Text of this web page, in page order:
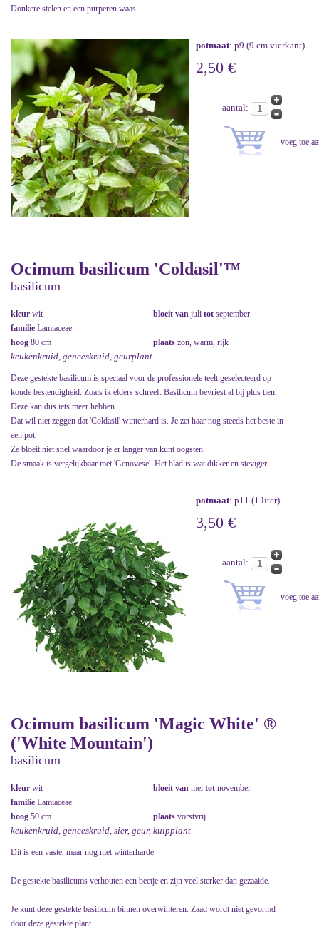
Donkere stelen en een purperen waas.
potmaat: p9 (9 cm vierkant)
2,50 €
aantal:
Ocimum basilicum 'Coldasil'™
basilicum
kleur wit bloeit van juli tot september
familie Lamiaceae
hoog 80 cm plaats zon, warm, rijk
keukenkruid, geneeskruid, geurplant
Deze gestekte basilicum is speciaal voor de professionele teelt geselecteerd op
koude bestendigheid. Zoals ik elders schreef: Basilicum bevriest al bij plus tien.
Deze kan dus iets meer hebben.
Dat wil niet zeggen dat 'Coldasil' winterhard is. Je zet haar nog steeds het beste in
een pot.
Ze bloeit niet snel waardoor je er langer van kunt oogsten.
De smaak is vergelijkbaar met 'Genovese'. Het blad is wat dikker en steviger.
potmaat: p11 (1 liter)
3,50 €
aantal:
Ocimum basilicum 'Magic White' ®
('White Mountain')
basilicum
kleur wit bloeit van mei tot november
familie Lamiaceae
hoog 50 cm plaats vorstvrij
keukenkruid, geneeskruid, sier, geur, kuipplant
Dit is een vaste, maar nog niet winterharde.
De gestekte basilicums verhouten een beetje en zijn veel sterker dan gezaaide.
Je kunt deze gestekte basilicum binnen overwinteren. Zaad wordt niet gevormd
door deze gestekte plant.